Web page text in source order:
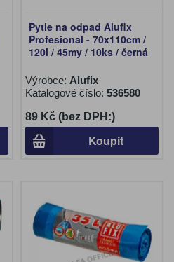
Pytle na odpad Alufix
Profesional - 70x110cm /
120l / 45my / 10ks / černá
Výrobce: Alufix
Katalogové číslo: 536580
89 Kč (bez DPH:)
Koupit